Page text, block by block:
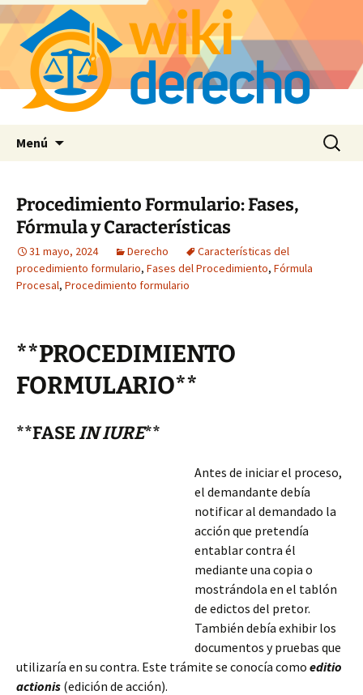
Menú Buscar:
Procedimiento Formulario: Fases,
Fórmula y Características
31 mayo, 2024 Derecho
Características del
procedimiento formulario, Fases del Procedimiento, Fórmula
Procesal, Procedimiento formulario
**PROCEDIMIENTO
FORMULARIO**
**FASEIN IURE**
Antes de iniciar el proceso,
el demandante debía
notificar al demandado la
acción que pretendía
entablar contra él
mediante una copia o
mostrándola en el tablón
de edictos del pretor.
También debía exhibir los
documentos y pruebas que
utilizaría en su contra. Este trámite se conocía como editio
actionis (edición de acción).